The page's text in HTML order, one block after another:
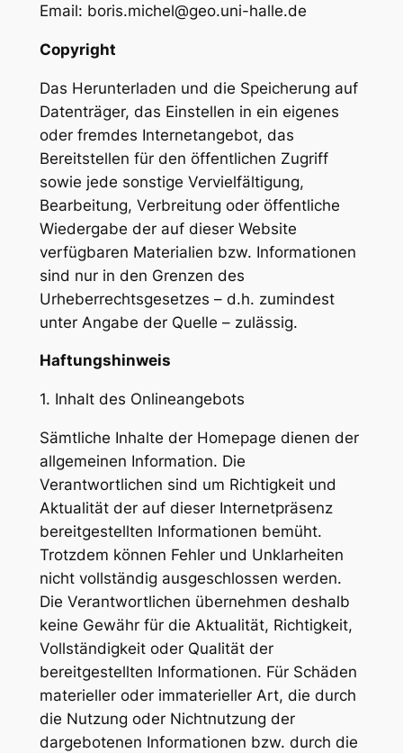
Email: boris.michel@geo.uni-halle.de
Copyright
Das Herunterladen und die Speicherung auf
Datenträger, das Einstellen in ein eigenes
oder fremdes Internetangebot, das
Bereitstellen für den öffentlichen Zugriff
sowie jede sonstige Vervielfältigung,
Bearbeitung, Verbreitung oder öffentliche
Wiedergabe der auf dieser Website
verfügbaren Materialien bzw. Informationen
sind nur in den Grenzen des
Urheberrechtsgesetzes – d.h. zumindest
unter Angabe der Quelle – zulässig.
Haftungshinweis
1. Inhalt des Onlineangebots
Sämtliche Inhalte der Homepage dienen der
allgemeinen Information. Die
Verantwortlichen sind um Richtigkeit und
Aktualität der auf dieser Internetpräsenz
bereitgestellten Informationen bemüht.
Trotzdem können Fehler und Unklarheiten
nicht vollständig ausgeschlossen werden.
Die Verantwortlichen übernehmen deshalb
keine Gewähr für die Aktualität, Richtigkeit,
Vollständigkeit oder Qualität der
bereitgestellten Informationen. Für Schäden
materieller oder immaterieller Art, die durch
die Nutzung oder Nichtnutzung der
dargebotenen Informationen bzw. durch die